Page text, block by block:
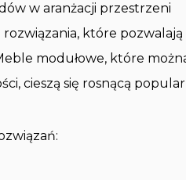
w aranżacji przestrzeni
które pozwalają
modułowe, które
cieszą się rosnącą